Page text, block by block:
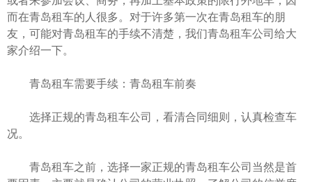
而在青岛租车的人很多。对于许多第一次在青岛租车的朋
友，可能对青岛租车的手续不清楚，我们青岛租车公司 给大
家介绍一下。
青岛租车需要手续：青岛租车前奏
选择正规的青岛租车公司，看清合同细则，认真检查车
况。
青岛租车之前，选择一家正规的青岛租车公司当然是首